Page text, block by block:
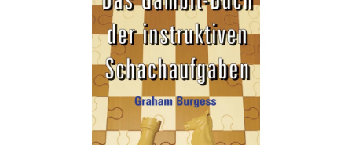
SCHACH-ANTIQUITÄTENLADEN
SCHACH ONLINE
SCHACH-MERCH